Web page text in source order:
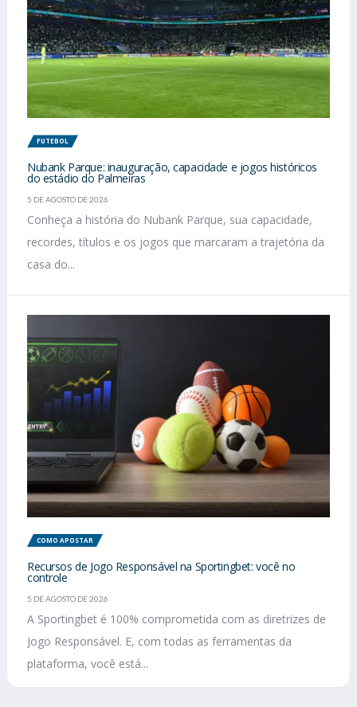
FUTEBOL
Nubank Parque: inauguração, capacidade e jogos históricos
do estádio do Palmeiras
5 DE AGOSTO DE 2026
Conheça a história do Nubank Parque, sua capacidade,
recordes, títulos e os jogos que marcaram a trajetória da
casa do...
COMO APOSTAR
Recursos de Jogo Responsável na Sportingbet: você no
controle
5 DE AGOSTO DE 2026
A Sportingbet é 100% comprometida com as diretrizes de
Jogo Responsável. E, com todas as ferramentas da
plataforma, você está...